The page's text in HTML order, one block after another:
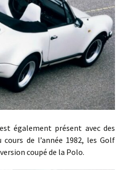
présent avec des
de l’année 1982, les Golf
coupé de la Polo.